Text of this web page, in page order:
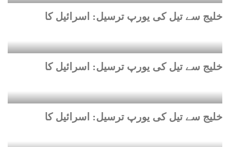
خلیج سے تیل کی یورپ ترسیل: اسرائیل کا
خلیج سے تیل کی یورپ ترسیل: اسرائیل کا
خلیج سے تیل کی یورپ ترسیل: اسرائیل کا